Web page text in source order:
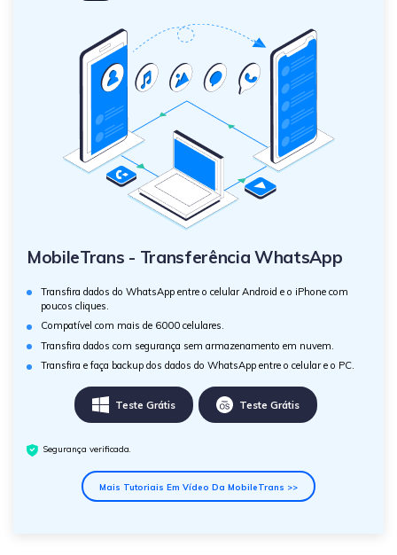
MobileTrans - Transferência WhatsApp
Transfira dados do WhatsApp entre o celular Android e o iPhone com
poucos cliques.
Compatível com mais de 6000 celulares.
Transfira dados com segurança sem armazenamento em nuvem.
Transfira e faça backup dos dados do WhatsApp entre o celular e o PC.
Teste Grátis Teste Grátis
Segurança verificada.
Mais Tutoriais Em Vídeo Da MobileTrans >>